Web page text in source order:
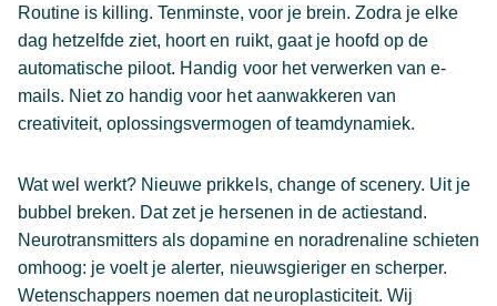
Routine is killing. Tenminste, voor je brein. Zodra je elke
dag hetzelfde ziet, hoort en ruikt, gaat je hoofd op de
automatische piloot. Handig voor het verwerken van e-
mails. Niet zo handig voor het aanwakkeren van
creativiteit, oplossingsvermogen of teamdynamiek.
Wat wel werkt? Nieuwe prikkels, change of scenery. Uit je
bubbel breken. Dat zet je hersenen in de actiestand.
Neurotransmitters als dopamine en noradrenaline schieten
omhoog: je voelt je alerter, nieuwsgieriger en scherper.
Wetenschappers noemen dat neuroplasticiteit. Wij